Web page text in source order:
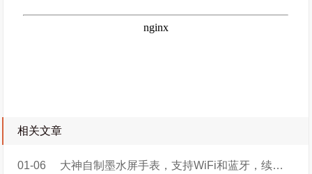
相关文章
01-06 大神自制墨水屏手表，支持WiFi和蓝牙，续航可达5天